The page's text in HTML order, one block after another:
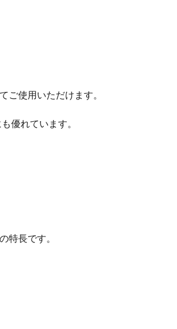
ご使用いただけます。
優れています。
特長です。